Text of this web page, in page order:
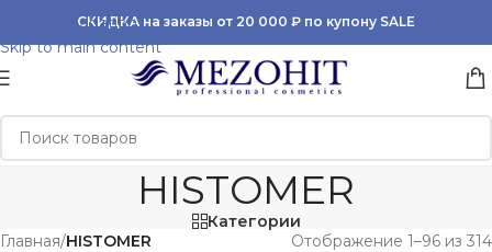
Skip to navigation
Skip to main content
СКИДКА на заказы от 20 000 ₽ по купону SALE
HISTOMER
Категории
Главная/HISTOMER Отображение 1–96 из 314